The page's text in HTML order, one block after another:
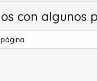
con algunos